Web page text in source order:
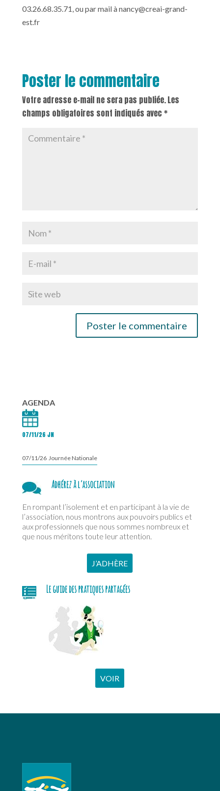
03.26.68.35.71, ou par mail ànancy@creai-grand-
est.fr
Poster le commentaire
Votre adresse e-mail ne sera pas publiée.Les
champs obligatoires sont indiqués avec *
AGENDA
07/11/26 JN
07/11/26 Journée Nationale
Adhérez à l’association
En rompant l’isolement et en participant à la vie de
l’association, nous montrons aux pouvoirs publics et
aux professionnels que nous sommes nombreux et
que nous méritons toute leur attention.
J’ADHÈRE
Le guide des pratiques partagées
VOIR